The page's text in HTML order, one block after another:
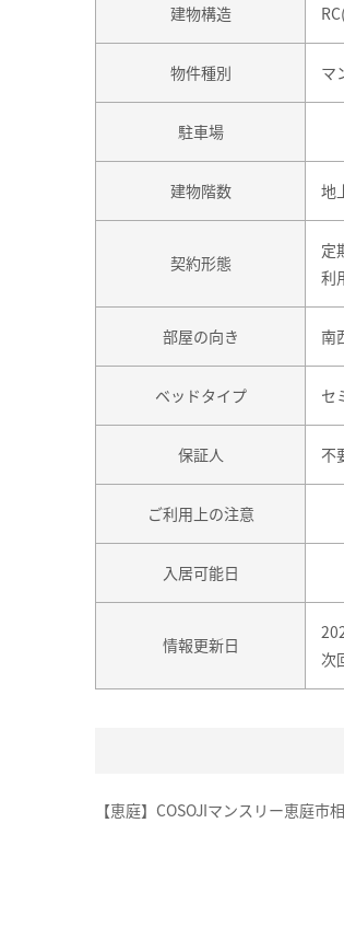
建物構造
物件種別 マ
駐車場
建物階数 地
契約形態
定
利
部屋の向き 南
ベッドタイプ セ
保証人 不
ご利用上の注意
入居可能日
情報更新日
次
【恵庭】COSOJIマンスリー恵庭